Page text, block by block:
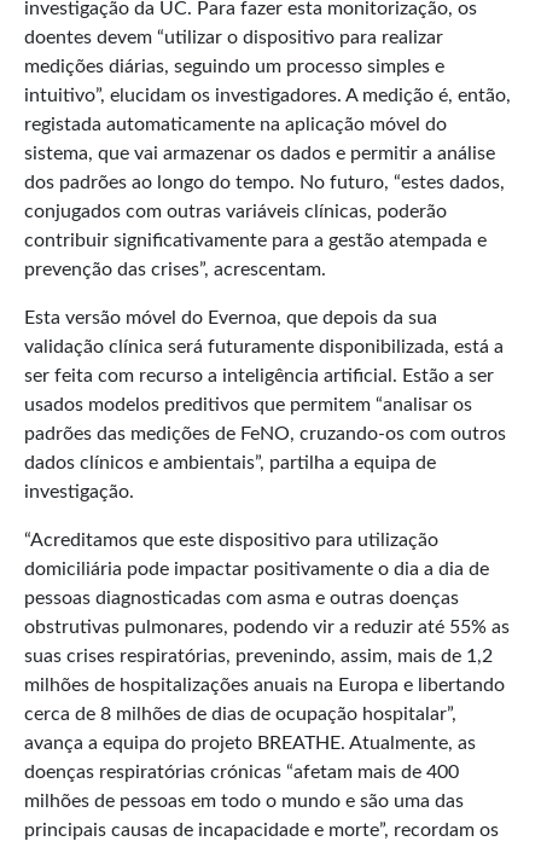
investigação da UC. Para fazer esta monitorização, os
doentes devem “utilizar o dispositivo para realizar
medições diárias, seguindo um processo simples e
intuitivo”, elucidam os investigadores. A medição é, então,
registada automaticamente na aplicação móvel do
sistema, que vai armazenar os dados e permitir a análise
dos padrões ao longo do tempo. No futuro, “estes dados,
conjugados com outras variáveis clínicas, poderão
contribuir significativamente para a gestão atempada e
prevenção das crises”, acrescentam.
Esta versão móvel do Evernoa, que depois da sua
validação clínica será futuramente disponibilizada, está a
ser feita com recurso a inteligência artificial. Estão a ser
usados modelos preditivos que permitem “analisar os
padrões das medições de FeNO, cruzando-os com outros
dados clínicos e ambientais”, partilha a equipa de
investigação.
“Acreditamos que este dispositivo para utilização
domiciliária pode impactar positivamente o dia a dia de
pessoas diagnosticadas com asma e outras doenças
obstrutivas pulmonares, podendo vir a reduzir até 55% as
suas crises respiratórias, prevenindo, assim, mais de 1,2
milhões de hospitalizações anuais na Europa e libertando
cerca de 8 milhões de dias de ocupação hospitalar”,
avança a equipa do projeto BREATHE. Atualmente, as
doenças respiratórias crónicas “afetam mais de 400
milhões de pessoas em todo o mundo e são uma das
principais causas de incapacidade e morte”, recordam os